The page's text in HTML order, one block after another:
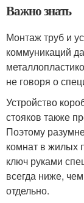
Важно знать
Монтаж труб и
коммуникаций
не говоря о
Устройство
стояков также
Поэтому
комнат в жилых
ключ руками
всегда ниже,
отдельно.